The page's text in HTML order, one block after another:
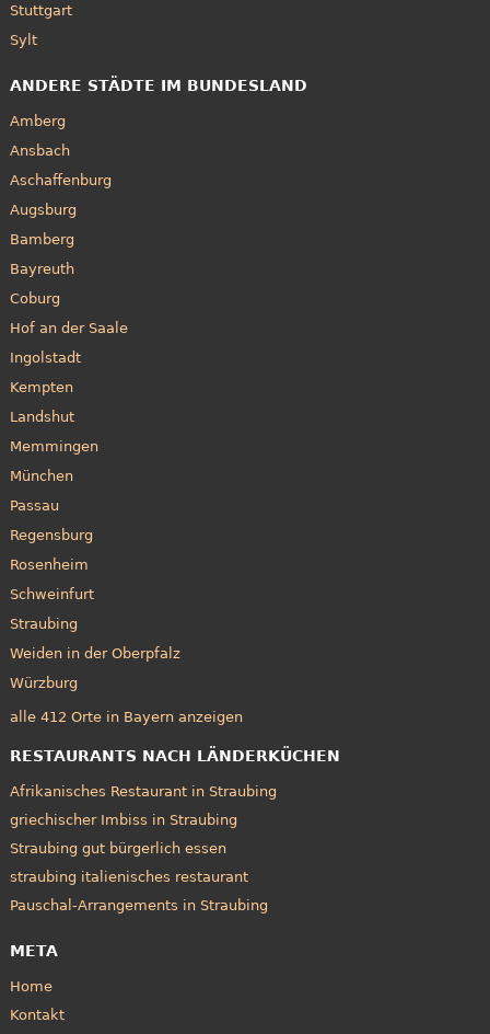
Stuttgart
Sylt
ANDERE STÄDTE IM BUNDESLAND
Amberg
Ansbach
Aschaffenburg
Augsburg
Bamberg
Bayreuth
Coburg
Hof an der Saale
Ingolstadt
Kempten
Landshut
Memmingen
München
Passau
Regensburg
Rosenheim
Schweinfurt
Straubing
Weiden in der Oberpfalz
Würzburg
alle 412 Orte in Bayern anzeigen
RESTAURANTS NACH LÄNDERKÜCHEN
Afrikanisches Restaurant in Straubing
griechischer Imbiss in Straubing
Straubing gut bürgerlich essen
straubing italienisches restaurant
Pauschal-Arrangements in Straubing
META
Home
Kontakt